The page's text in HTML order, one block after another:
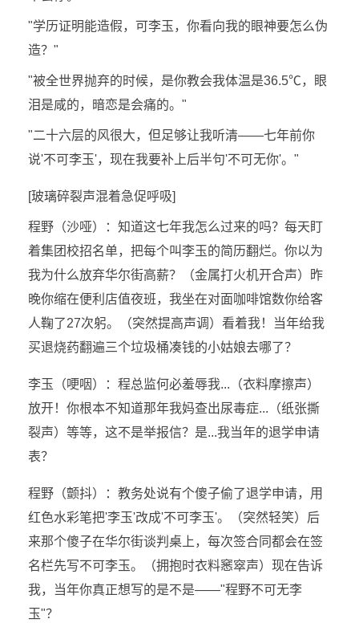
"学历证明能造假，可李玉，你看向我的眼神要怎么伪
造？"
"被全世界抛弃的时候，是你教会我体温是36.5℃，眼
泪是咸的，暗恋是会痛的。"
"二十六层的风很大，但足够让我听清——七年前你
说'不可李玉'，现在我要补上后半句'不可无你'。"
[玻璃碎裂声混着急促呼吸]
程野（沙哑）：知道这七年我怎么过来的吗？每天盯
着集团校招名单，把每个叫李玉的简历翻烂。你以为
我为什么放弃华尔街高薪？（金属打火机开合声）昨
晚你缩在便利店值夜班，我坐在对面咖啡馆数你给客
人鞠了27次躬。（突然提高声调）看着我！当年给我
买退烧药翻遍三个垃圾桶凑钱的小姑娘去哪了？
李玉（哽咽）：程总监何必羞辱我...（衣料摩擦声）
放开！你根本不知道那年我妈查出尿毒症...（纸张撕
裂声）等等，这不是举报信？是...我当年的退学申请
表？
程野（颤抖）：教务处说有个傻子偷了退学申请，用
红色水彩笔把'李玉'改成'不可李玉'。（突然轻笑）后
来那个傻子在华尔街谈判桌上，每次签合同都会在签
名栏先写不可李玉。（拥抱时衣料窸窣声）现在告诉
我，当年你真正想写的是不是——"程野不可无李
玉"？